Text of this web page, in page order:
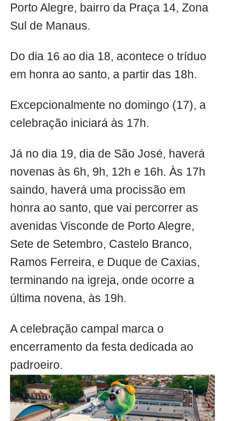
Porto Alegre, bairro da Praça 14, Zona
Sul de Manaus.
Do dia 16 ao dia 18, acontece o tríduo
em honra ao santo, a partir das 18h.
Excepcionalmente no domingo (17), a
celebração iniciará às 17h.
Já no dia 19, dia de São José, haverá
novenas às 6h, 9h, 12h e 16h. Às 17h
saindo, haverá uma procissão em
honra ao santo, que vai percorrer as
avenidas Visconde de Porto Alegre,
Sete de Setembro, Castelo Branco,
Ramos Ferreira, e Duque de Caxias,
terminando na igreja, onde ocorre a
última novena, às 19h.
A celebração campal marca o
encerramento da festa dedicada ao
padroeiro.